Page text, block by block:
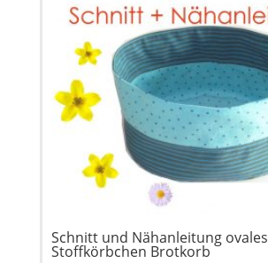
Schnitt und Nähanleitung ovales
Stoffkörbchen Brotkorb